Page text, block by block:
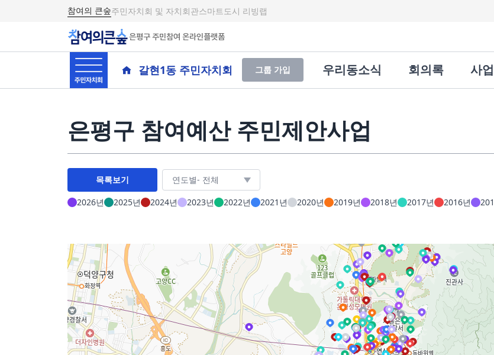
참여의 큰숲주민자치회 및 자치회관스마트도시 리빙랩
은평구 주민참여 온라인플랫폼
갈현1동 주민자치회 그룹 가입 우리동소식 회의록 사
은평구 참여예산 주민제안사업
목록보기
2026년
2025년 2024년 2023년 2022년 2021년 2020년 2019년 2018년 2017년 2016년